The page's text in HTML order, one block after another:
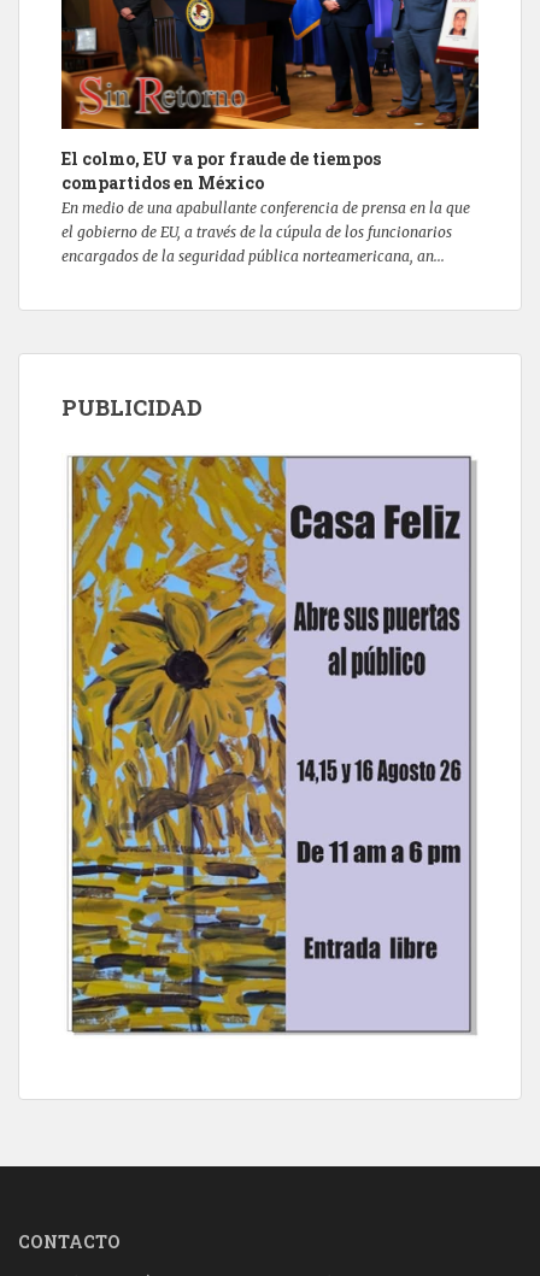
El colmo, EU va por fraude de tiempos
compartidos en México
En medio de una apabullante conferencia de prensa en la que
el gobierno de EU, a través de la cúpula de los funcionarios
encargados de la seguridad pública norteamericana, an...
PUBLICIDAD
CONTACTO